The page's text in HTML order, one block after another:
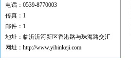
电话：0539-8770003
传真：1
邮件：1
地址：临沂沂河新区香港路与珠海路交汇
网址：http://www.yibinkeji.com